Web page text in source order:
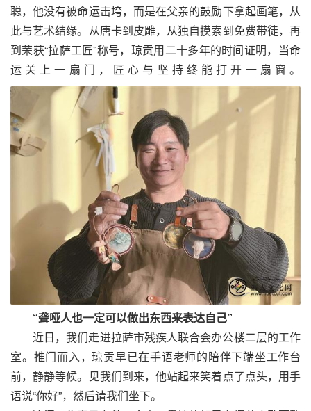
聪，他没有被命运击垮，而是在父亲的鼓励下拿起画笔，从
此与艺术结缘。从唐卡到皮雕，从独自摸索到免费带徒，再
到荣获“拉萨工匠”称号，琼贡用二十多年的时间证明，当命
运关上一扇门，匠心与坚持终能打开一扇窗。
“聋哑人也一定可以做出东西来表达自己”
近日，我们走进拉萨市残疾人联合会办公楼二层的工作
室。推门而入，琼贡早已在手语老师的陪伴下端坐工作台
前，静静等候。见我们到来，他站起来笑着点了点头，用手
语说“你好”，然后请我们坐下。